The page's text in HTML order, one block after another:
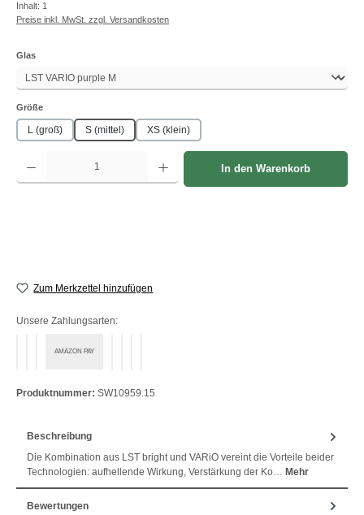
Inhalt: 1
Preise inkl. MwSt. zzgl. Versandkosten
Glasauswählen
Größeauswählen
L (groß) S (mittel) XS (klein)
Produkt Anzahl: Gib den gewünschten Wert ein oder benutze die Schaltflächen um die
In den Warenkorb
Zum Merkzettel hinzufügen
Unsere Zahlungsarten:
AMAZON PAY
Produktnummer: SW10959.15
Beschreibung
Die Kombination aus LST bright und VARiO vereint die Vorteile beider
Technologien: aufhellende Wirkung, Verstärkung der Ko… Mehr
Bewertungen